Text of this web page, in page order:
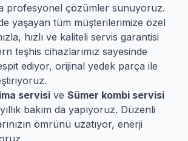
profesyonel çözümler sunuyoruz.
yaşayan tüm müşterilerimize özel
hızlı ve kaliteli servis garantisi
teşhis cihazlarımız sayesinde
ediyor, orijinal yedek parça ile
servisi ve Sümer kombi servisi
bakım da yapıyoruz. Düzenli
ömrünü uzatıyor, enerji